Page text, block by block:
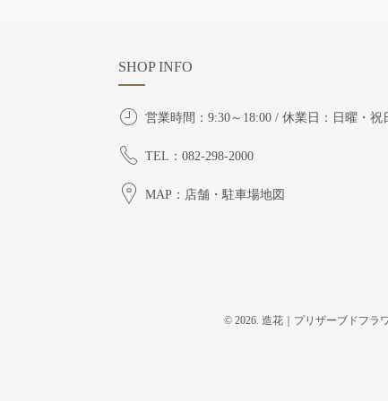
SHOP INFO
営業時間：9:30～18:00 / 休業日：日曜・祝
TEL：082-298-2000
MAP：店舗・駐車場地図
© 2026. 造花｜プリザーブドフラ